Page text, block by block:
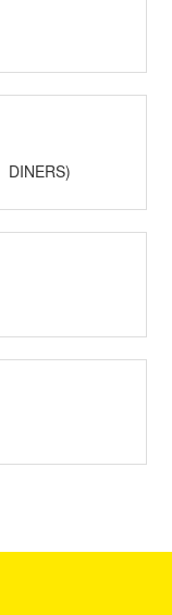
DINERS)